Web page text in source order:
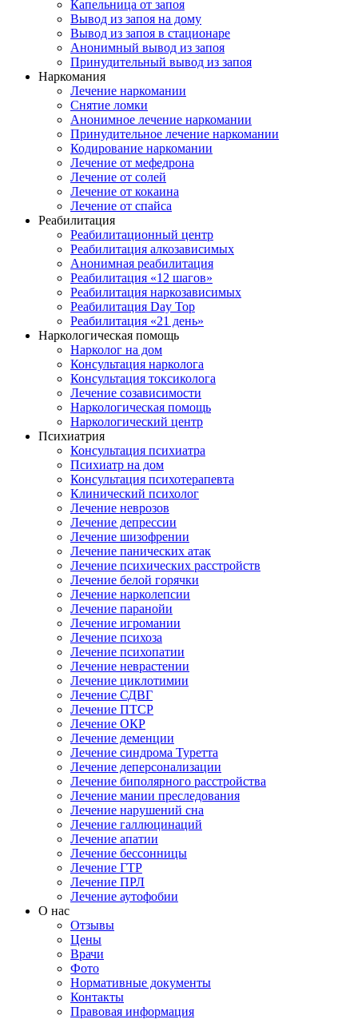
Капельница от запоя
Вывод из запоя на дому
Вывод из запоя в стационаре
Анонимный вывод из запоя
Принудительный вывод из запоя
Наркомания
Лечение наркомании
Снятие ломки
Анонимное лечение наркомании
Принудительное лечение наркомании
Кодирование наркомании
Лечение от мефедрона
Лечение от солей
Лечение от кокаина
Лечение от спайса
Реабилитация
Реабилитационный центр
Реабилитация алкозависимых
Анонимная реабилитация
Реабилитация «12 шагов»
Реабилитация наркозависимых
Реабилитация Day Top
Реабилитация «21 день»
Наркологическая помощь
Нарколог на дом
Консультация нарколога
Консультация токсиколога
Лечение созависимости
Наркологическая помощь
Наркологический центр
Психиатрия
Консультация психиатра
Психиатр на дом
Консультация психотерапевта
Клинический психолог
Лечение неврозов
Лечение депрессии
Лечение шизофрении
Лечение панических атак
Лечение психических расстройств
Лечение белой горячки
Лечение нарколепсии
Лечение паранойи
Лечение игромании
Лечение психоза
Лечение психопатии
Лечение неврастении
Лечение циклотимии
Лечение СДВГ
Лечение ПТСР
Лечение ОКР
Лечение деменции
Лечение синдрома Туретта
Лечение деперсонализации
Лечение биполярного расстройства
Лечение мании преследования
Лечение нарушений сна
Лечение галлюцинаций
Лечение апатии
Лечение бессонницы
Лечение ГТР
Лечение ПРЛ
Лечение аутофобии
О нас
Отзывы
Цены
Врачи
Фото
Нормативные документы
Контакты
Правовая информация